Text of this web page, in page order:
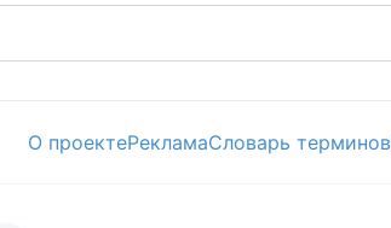
О проектеРекламаСловарь терминов